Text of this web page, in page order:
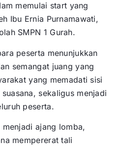
memulai start yang
Ibu Ernia Purnamawati,
SMPN 1 Gurah.
peserta menunjukkan
semangat juang yang
yang memadati sisi
sekaligus menjadi
peserta.
ajang lomba,
mempererat tali